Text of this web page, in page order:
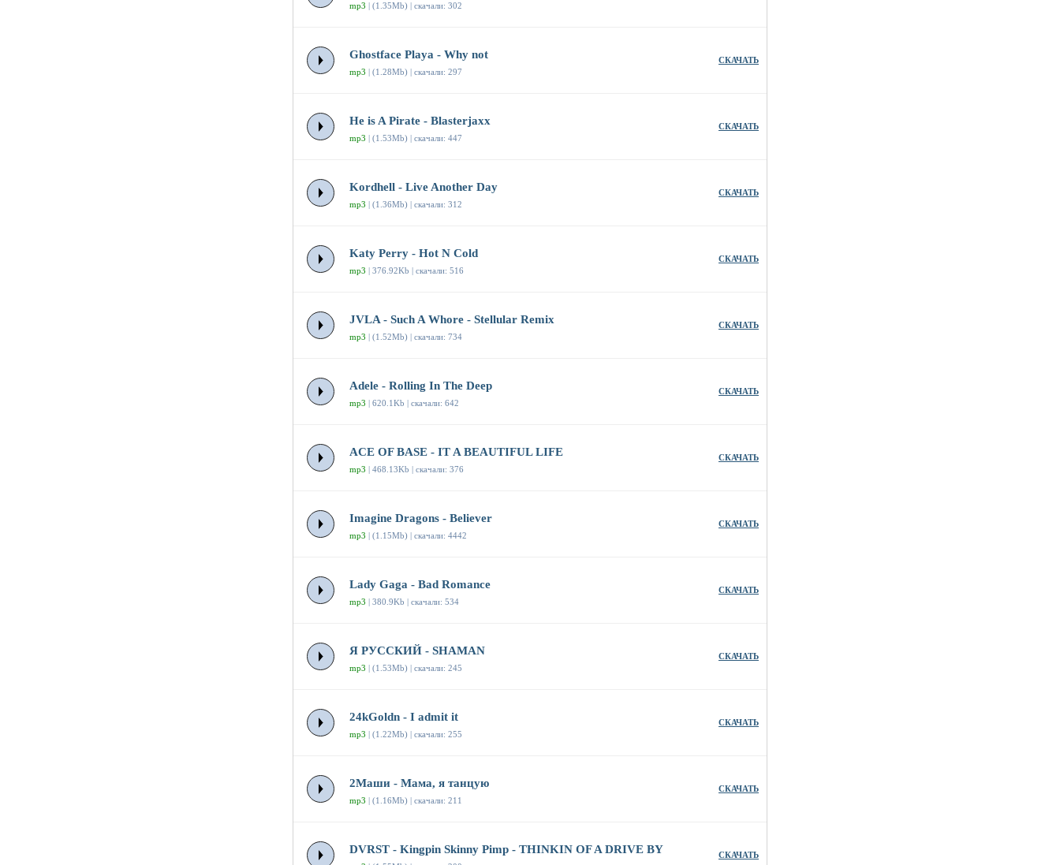
mp3 | (1.35Mb) | скачали: 302
Ghostface Playa - Why not
mp3 | (1.28Mb) | скачали: 297
СКАЧАТЬ
He is A Pirate - Blasterjaxx
mp3 | (1.53Mb) | скачали: 447
СКАЧАТЬ
Kordhell - Live Another Day
mp3 | (1.36Mb) | скачали: 312
СКАЧАТЬ
Katy Perry - Hot N Cold
mp3 | 376.92Kb | скачали: 516
СКАЧАТЬ
JVLA - Such A Whore - Stellular Remix
mp3 | (1.52Mb) | скачали: 734
СКАЧАТЬ
Adele - Rolling In The Deep
mp3 | 620.1Kb | скачали: 642
СКАЧАТЬ
ACE OF BASE - IT A BEAUTIFUL LIFE
mp3 | 468.13Kb | скачали: 376
СКАЧАТЬ
Imagine Dragons - Believer
mp3 | (1.15Mb) | скачали: 4442
СКАЧАТЬ
Lady Gaga - Bad Romance
mp3 | 380.9Kb | скачали: 534
СКАЧАТЬ
Я РУССКИЙ - SHAMAN
mp3 | (1.53Mb) | скачали: 245
СКАЧАТЬ
24kGoldn - I admit it
mp3 | (1.22Mb) | скачали: 255
СКАЧАТЬ
2Маши - Мама, я танцую
mp3 | (1.16Mb) | скачали: 211
СКАЧАТЬ
DVRST - Kingpin Skinny Pimp - THINKIN OF A DRIVE BY СКАЧАТЬ